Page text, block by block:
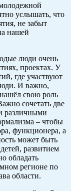
услышать, что
не забыт
нашей
люди очень
проектах. У
где участвуют
И важно,
свою роль
сочетать две
различными
– чтобы
функционера, а
может быть
развитием
обладать
регионе по
области.